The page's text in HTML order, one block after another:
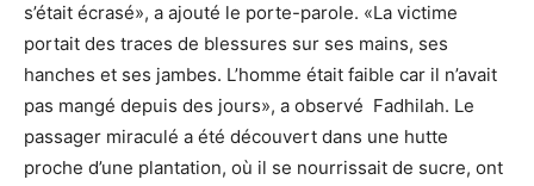
s’était écrasé», a ajouté le porte-parole. «La victime
portait des traces de blessures sur ses mains, ses
hanches et ses jambes. L’homme était faible car il n’avait
pas mangé depuis des jours», a observé Fadhilah. Le
passager miraculé a été découvert dans une hutte
proche d’une plantation, où il se nourrissait de sucre, ont